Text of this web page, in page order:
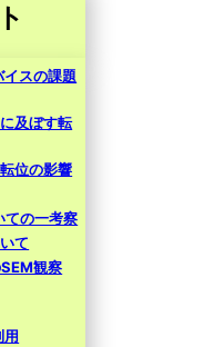
スの課題
及ぼす転
位の影響
ての一考察
て
観察
用